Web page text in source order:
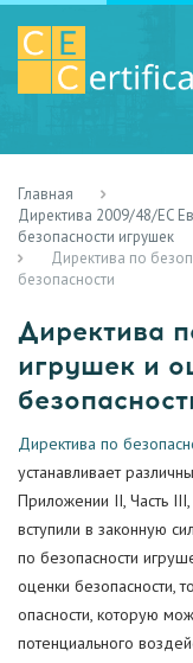
Главная
Директива 2009/48/EC
безопасности игрушек
Директива по
безопасности
Директива
игрушек и
Директива по
устанавливает
Приложении II, Часть III,
вступили в законную
по безопасности
оценки безопасности,
опасности, которую
потенциального